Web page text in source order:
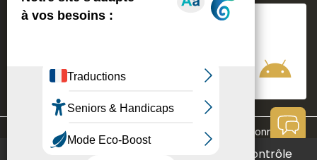
Suivre Aix ma ville
Communication
Données personnelles
Ce site utilise des cookies et vous donne le contrôle